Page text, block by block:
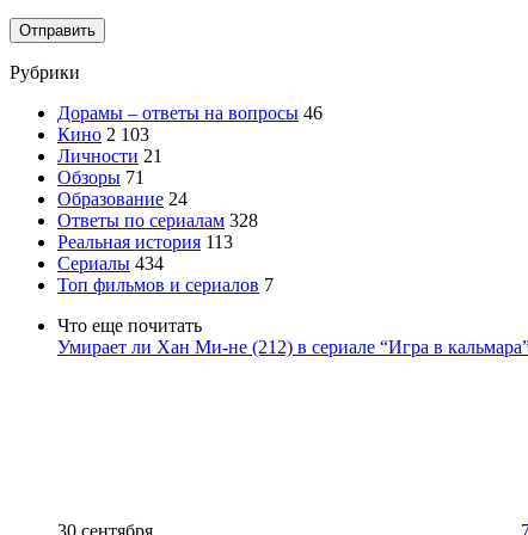
Отправить
Рубрики
Дорамы – ответы на вопросы 46
Кино 2 103
Личности 21
Обзоры 71
Образование 24
Ответы по сериалам 328
Реальная история 113
Сериалы 434
Топ фильмов и сериалов 7
Что еще почитать
Умирает ли Хан Ми-не (212) в сериале “Игра в